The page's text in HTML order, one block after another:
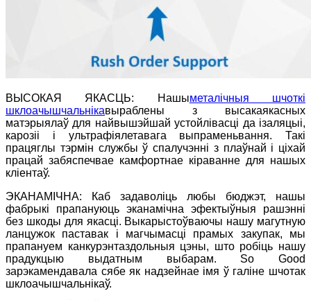
ВЫСОКАЯ ЯКАСЦЬ: Нашыметалічныя шчоткі
шклоачышчальнікавыраблены з высакаякасных
матэрыялаў для найвышэйшай устойлівасці да ізаляцыі,
карозіі і ультрафіялетавага выпраменьвання. Такі
працяглы тэрмін службы ў спалучэнні з плаўнай і ціхай
працай забяспечвае камфортнае кіраванне для нашых
кліентаў.
ЭКАНАМІЧНА: Каб задаволіць любы бюджэт, нашы
фабрыкі прапануюць эканамічна эфектыўныя рашэнні
без шкоды для якасці. Выкарыстоўваючы нашу магутную
ланцужок паставак і магчымасці прамых закупак, мы
прапануем канкурэнтаздольныя цэны, што робіць нашу
прадукцыю выдатным выбарам. So Good
зарэкамендавала сябе як надзейнае імя ў галіне шчотак
шклоачышчальнікаў.